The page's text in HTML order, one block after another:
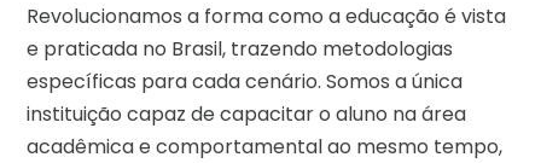
Revolucionamos a forma como a educação é vista
e praticada no Brasil, trazendo metodologias
específicas para cada cenário. Somos a única
instituição capaz de capacitar o aluno na área
acadêmica e comportamental ao mesmo tempo,